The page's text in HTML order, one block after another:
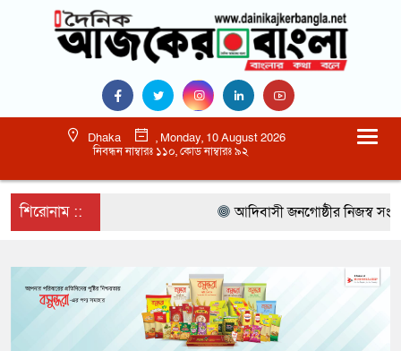
Dhaka
, Monday, 10 August 2026
নিবন্ধন নাম্বারঃ ১১০, কোড নাম্বারঃ ৯২
শিরোনাম :: আদিবাসী জনগোষ্ঠীর নিজস্ব